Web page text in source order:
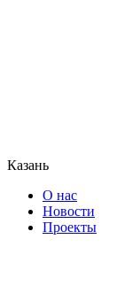
Казань
О нас
Новости
Проекты